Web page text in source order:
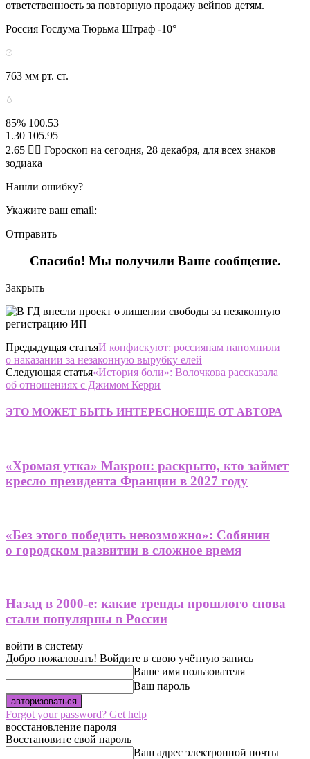
ответственность за повторную продажу вейпов детям.
Россия Госдума Тюрьма Штраф -10°
763 мм рт. ст.
85% 100.53
1.30 105.95
2.65 🧙‍♀ Гороскоп на сегодня, 28 декабря, для всех знаков
зодиака
Нашли ошибку?
Укажите ваш email:
Отправить
Спасибо! Мы получили Ваше сообщение.
Закрыть
Предыдущая статьяИ конфискуют: россиянам напомнили
о наказании за незаконную вырубку елей
Следующая статья«История боли»: Волочкова рассказала
об отношениях с Джимом Керри
ЭТО МОЖЕТ БЫТЬ ИНТЕРЕСНОЕЩЕ ОТ АВТОРА
«Хромая утка» Макрон: раскрыто, кто займет
кресло президента Франции в 2027 году
«Без этого победить невозможно»: Собянин
о городском развитии в сложное время
Назад в 2000-е: какие тренды прошлого снова
стали популярны в России
войти в систему
Добро пожаловать! Войдите в свою учётную запись
Ваше имя пользователя
Ваш пароль
Forgot your password? Get help
восстановление пароля
Восстановите свой пароль
Ваш адрес электронной почты